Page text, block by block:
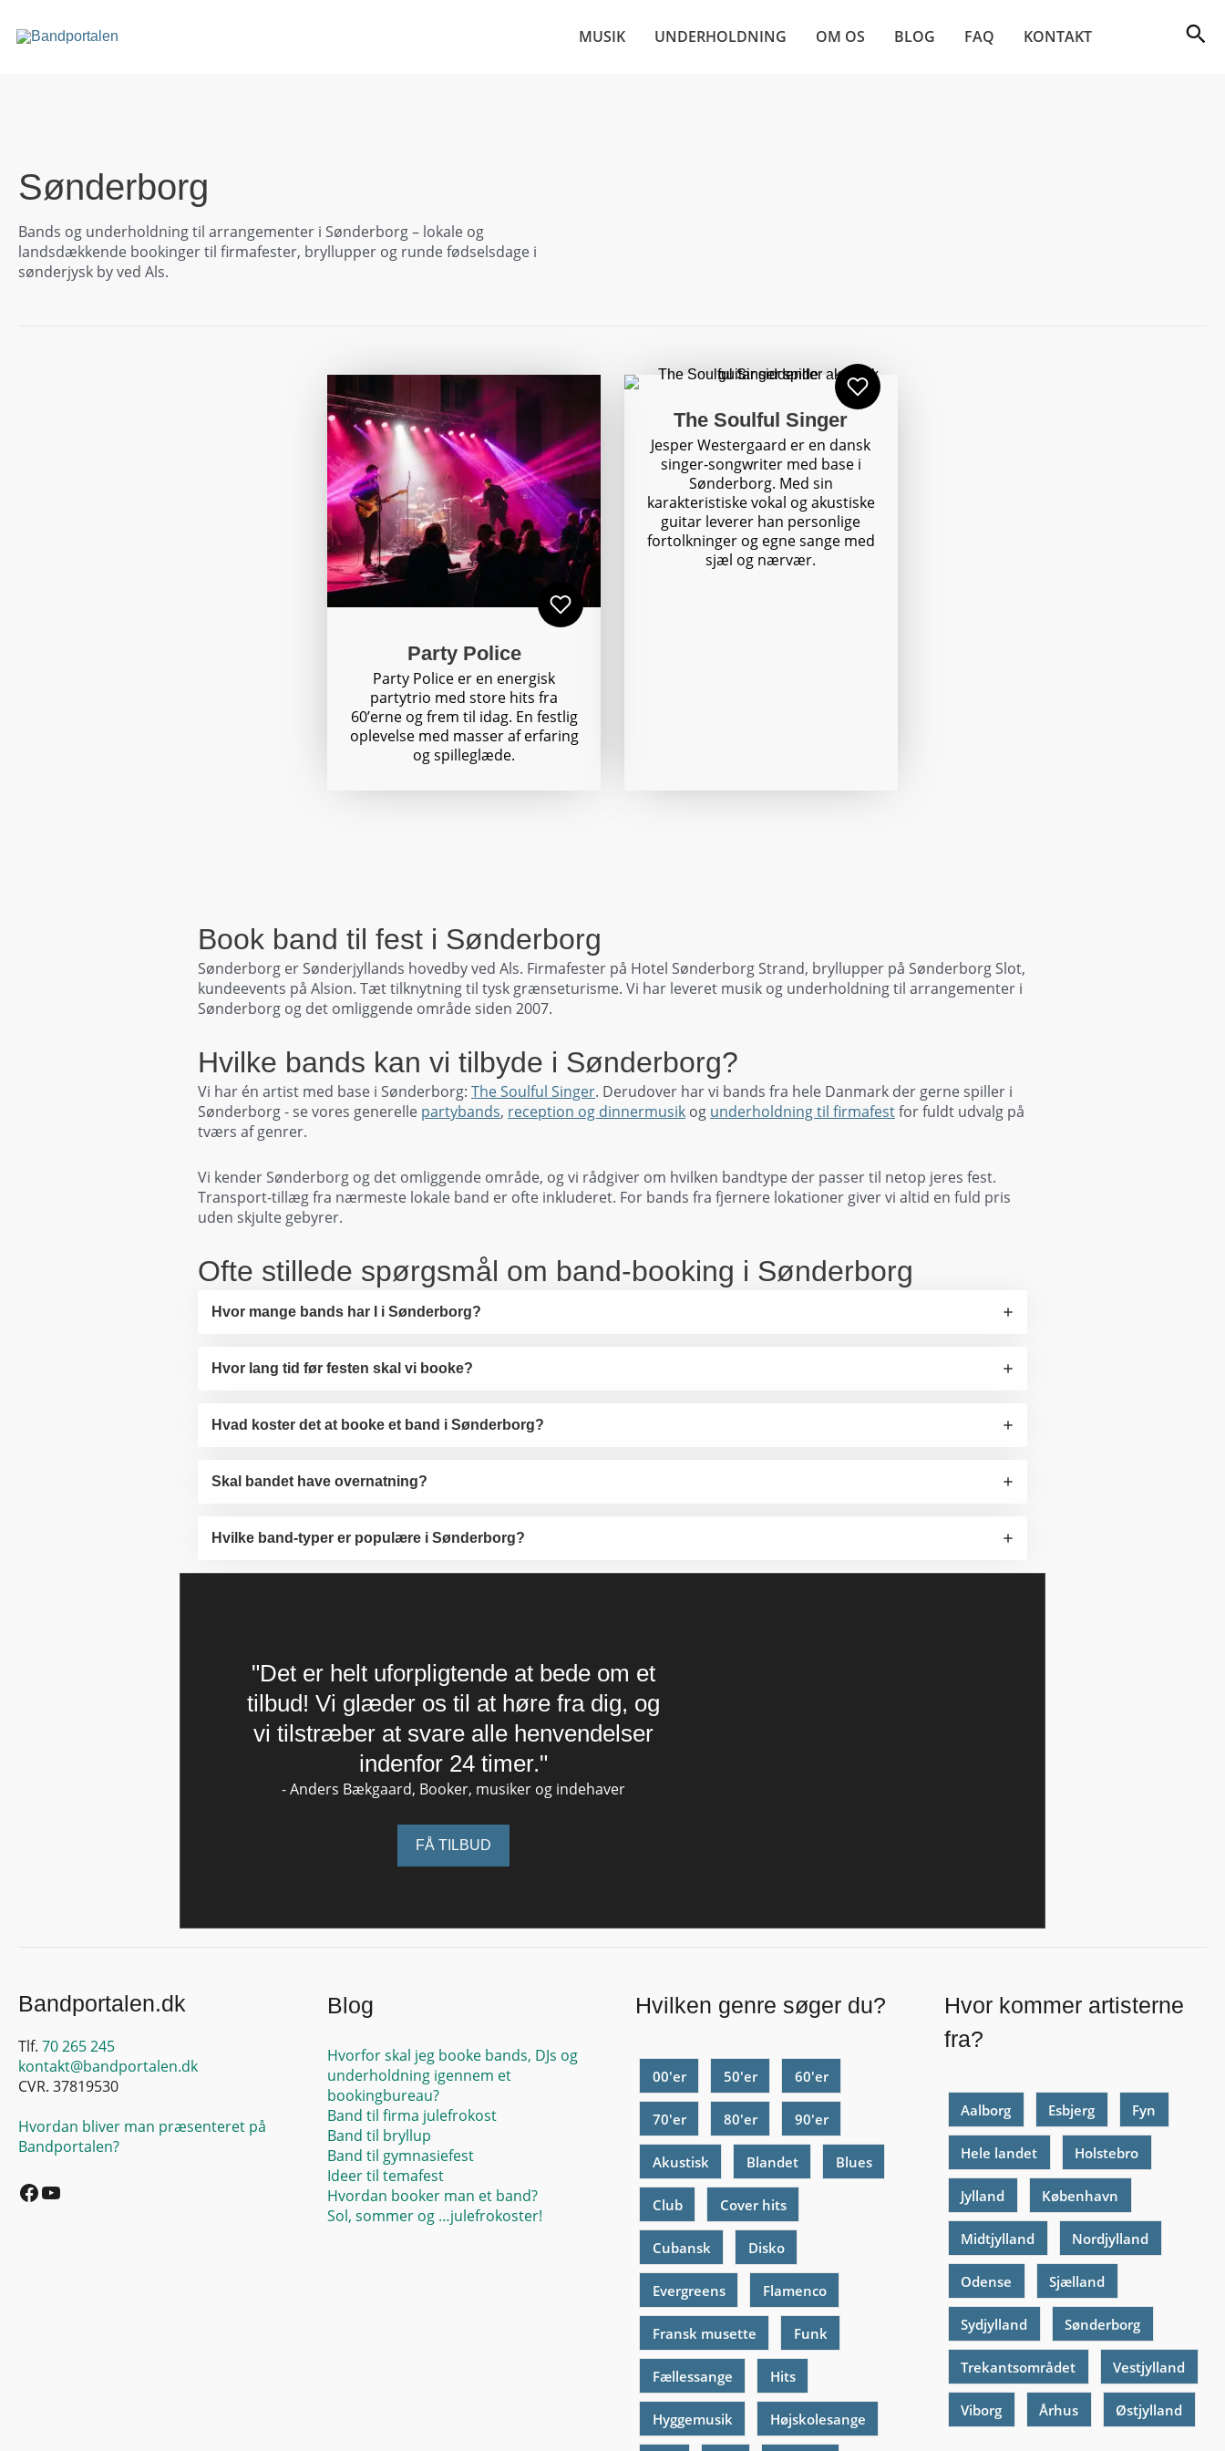
indholdet
MUSIK UNDERHOLDNING OM OS BLOG FAQ KONTAKT
Sønderborg
Bands og underholdning til arrangementer i Sønderborg – lokale og
landsdækkende bookinger til firmafester, bryllupper og runde fødselsdage i
sønderjysk by ved Als.
Party Police
Party Police er en energisk
partytrio med store hits fra
60’erne og frem til idag. En festlig
oplevelse med masser af erfaring
og spilleglæde.
The Soulful Singer
Jesper Westergaard er en dansk
singer-songwriter med base i
Sønderborg. Med sin
karakteristiske vokal og akustiske
guitar leverer han personlige
fortolkninger og egne sange med
sjæl og nærvær.
Book band til fest i Sønderborg
Sønderborg er Sønderjyllands hovedby ved Als. Firmafester på Hotel Sønderborg Strand, bryllupper på Sønderborg Slot,
kundeevents på Alsion. Tæt tilknytning til tysk grænseturisme. Vi har leveret musik og underholdning til arrangementer i
Sønderborg og det omliggende område siden 2007.
Hvilke bands kan vi tilbyde i Sønderborg?
Vi har én artist med base i Sønderborg: The Soulful Singer. Derudover har vi bands fra hele Danmark der gerne spiller i
Sønderborg - se vores generelle partybands, reception og dinnermusik og underholdning til firmafestfor fuldt udvalg på
tværs af genrer.
Vi kender Sønderborg og det omliggende område, og vi rådgiver om hvilken bandtype der passer til netop jeres fest.
Transport-tillæg fra nærmeste lokale band er ofte inkluderet. For bands fra fjernere lokationer giver vi altid en fuld pris
uden skjulte gebyrer.
Ofte stillede spørgsmål om band-booking i Sønderborg
Hvor mange bands har I i Sønderborg?
Hvor lang tid før festen skal vi booke?
Hvad koster det at booke et band i Sønderborg?
Skal bandet have overnatning?
Hvilke band-typer er populære i Sønderborg?
"Det er helt uforpligtende at bede om et
tilbud! Vi glæder os til at høre fra dig, og
vi tilstræber at svare alle henvendelser
indenfor 24 timer."
- Anders Bækgaard, Booker, musiker og indehaver
FÅ TILBUD
Bandportalen.dk
Tlf. 70 265 245
kontakt@bandportalen.dk
CVR. 37819530
Hvordan bliver man præsenteret på
Bandportalen?
Facebook
Blog
Hvorfor skal jeg booke bands, DJs og
underholdning igennem et
bookingbureau?
Band til firma julefrokost
Band til bryllup
Band til gymnasiefest
Ideer til temafest
Hvordan booker man et band?
Sol, sommer og …julefrokoster!
Hvilken genre søger du?
00'er 50'er 60'er
70'er 80'er 90'er
Akustisk Blandet Blues
Club Cover hits
Cubansk Disko
Evergreens Flamenco
Fransk musette Funk
Fællessange Hits
Hyggemusik Højskolesange
Hvor kommer artisterne
fra?
Aalborg Esbjerg Fyn
Hele landet Holstebro
Jylland København
Midtjylland Nordjylland
Odense Sjælland
Sydjylland Sønderborg
Trekantsområdet Vestjylland
Viborg Århus Østjylland